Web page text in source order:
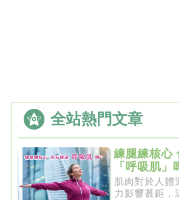
全站熱門文章
練腿練核心
「呼吸肌」
肌肉對於人體
力影響甚鉅，